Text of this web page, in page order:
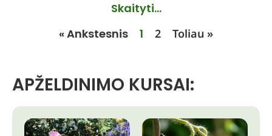
Skaityti...
« Ankstesnis
1 2 Toliau »
APŽELDINIMO KURSAI: